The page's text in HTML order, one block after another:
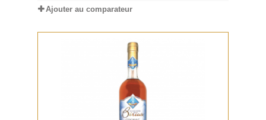
Ajouter au comparateur